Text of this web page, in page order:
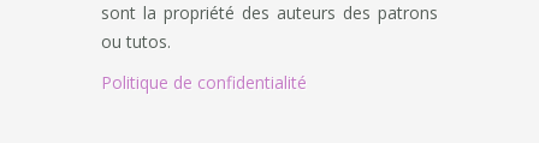
sont la propriété des auteurs des patrons
ou tutos.
Politique de confidentialité